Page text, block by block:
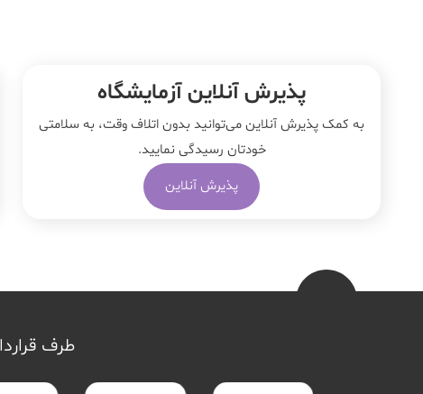
پذیرش آنلاین آزمایشگاه
به کمک پذیرش آنلاین می‌توانید بدون اتلاف وقت، به سلامتی
خودتان رسیدگی نمایید.
پذیرش آنلاین
طرف